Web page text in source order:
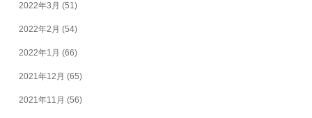
2022年3月 (51)
2022年2月 (54)
2022年1月 (66)
2021年12月 (65)
2021年11月 (56)